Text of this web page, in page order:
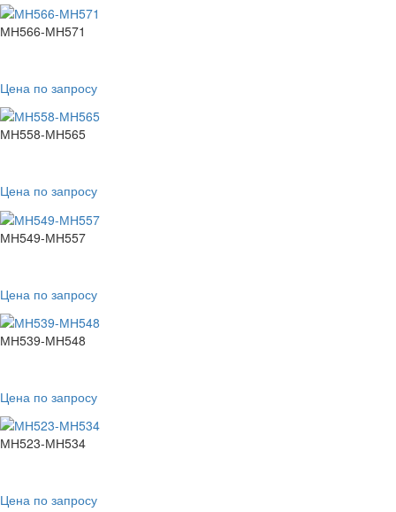
МН566-МН571
Цена по запросу
МН558-МН565
Цена по запросу
МН549-МН557
Цена по запросу
МН539-МН548
Цена по запросу
МН523-МН534
Цена по запросу